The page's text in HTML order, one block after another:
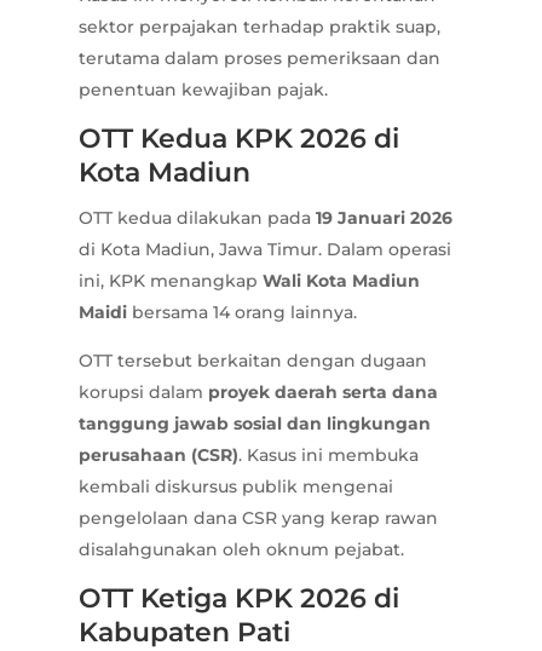
sektor perpajakan terhadap praktik suap,
terutama dalam proses pemeriksaan dan
penentuan kewajiban pajak.
OTT Kedua KPK 2026 di
Kota Madiun
OTT kedua dilakukan pada 19 Januari 2026
di Kota Madiun, Jawa Timur. Dalam operasi
ini, KPK menangkap Wali Kota Madiun
Maidibersama 14 orang lainnya.
OTT tersebut berkaitan dengan dugaan
korupsi dalam proyek daerah serta dana
tanggung jawab sosial dan lingkungan
perusahaan (CSR). Kasus ini membuka
kembali diskursus publik mengenai
pengelolaan dana CSR yang kerap rawan
disalahgunakan oleh oknum pejabat.
OTT Ketiga KPK 2026 di
Kabupaten Pati